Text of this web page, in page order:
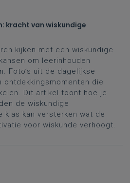
kracht van wiskundige
kijken met een wiskundige
om leerinhouden
Foto’s uit de dagelijkse
ontdekkingsmomenten die
Dit artikel toont hoe je
de wiskundige
klas kan versterken wat de
voor wiskunde verhoogt.